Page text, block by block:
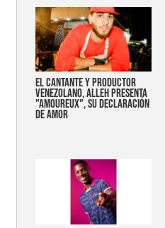
EL CANTANTE Y PRODUCTOR
VENEZOLANO, ALLEH PRESENTA
"AMOUREUX", SU DECLARACIÓN
DE AMOR